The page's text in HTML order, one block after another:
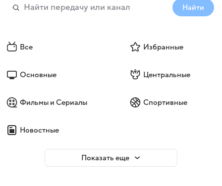
Найти
Все Избранные
Основные Центральные
Фильмы и Сериалы Спортивные
Новостные
Показать еще